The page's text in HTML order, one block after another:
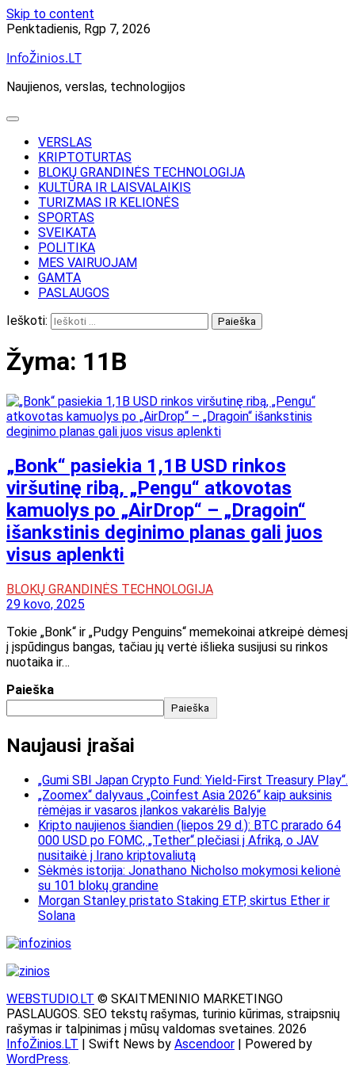
Skip to content
Penktadienis, Rgp 7, 2026
InfoŽinios.LT
Naujienos, verslas, technologijos
VERSLAS
KRIPTOTURTAS
BLOKŲ GRANDINĖS TECHNOLOGIJA
KULTŪRA IR LAISVALAIKIS
TURIZMAS IR KELIONĖS
SPORTAS
SVEIKATA
POLITIKA
MES VAIRUOJAM
GAMTA
PASLAUGOS
Ieškoti:
Žyma: 11B
„Bonk“ pasiekia 1,1B USD rinkos
viršutinę ribą, „Pengu“ atkovotas
kamuolys po „AirDrop“ – „Dragoin“
išankstinis deginimo planas gali juos
visus aplenkti
BLOKŲ GRANDINĖS TECHNOLOGIJA
29 kovo, 2025
Tokie „Bonk“ ir „Pudgy Penguins“ memekoinai atkreipė dėmesį
į įspūdingus bangas, tačiau jų vertė išlieka susijusi su rinkos
nuotaika ir…
Paieška
Paieška
Naujausi įrašai
„Gumi SBI Japan Crypto Fund: Yield-First Treasury Play“.
„Zoomex“ dalyvaus „Coinfest Asia 2026“ kaip auksinis
rėmėjas ir vasaros įlankos vakarėlis Balyje
Kripto naujienos šiandien (liepos 29 d.): BTC prarado 64
000 USD po FOMC, „Tether“ plečiasi į Afriką, o JAV
nusitaikė į Irano kriptovaliutą
Sėkmės istorija: Jonathano Nicholso mokymosi kelionė
su 101 blokų grandine
Morgan Stanley pristato Staking ETP, skirtus Ether ir
Solana
WEBSTUDIO.LT © SKAITMENINIO MARKETINGO
PASLAUGOS. SEO tekstų rašymas, turinio kūrimas, straipsnių
rašymas ir talpinimas į mūsų valdomas svetaines. 2026
InfoŽinios.LT | Swift News by Ascendoor | Powered by
WordPress.